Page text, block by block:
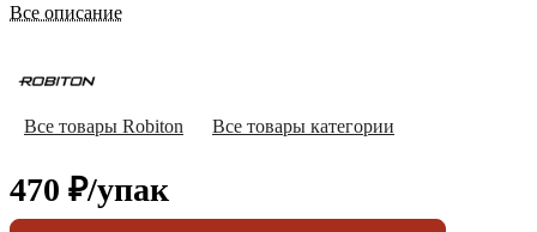
Все описание
Все товары Robiton Все товары категории
470 ₽/упак